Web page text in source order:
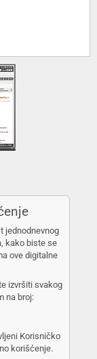
jednodnevnog
kako biste se
ove digitalne
izvršiti svakog
na broj:
Korisničko
korišćenje.